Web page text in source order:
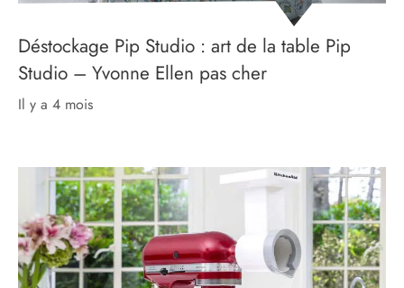
Déstockage Pip Studio : art de la table Pip
Studio – Yvonne Ellen pas cher
il y a 4 mois